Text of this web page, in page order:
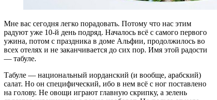
Мне вас сегодня легко порадовать. Потому что нас этим
радуют уже 10-й день подряд. Началось всё с самого первого
ужина, потом с праздника в доме Альфии, продолжилось во
всех отелях и не заканчивается до сих пор. Имя этой радости
— табуле.
Табуле — национальный иорданский (и вообще, арабский)
салат. Но он специфический, ибо в нем всё с ног поставлено
на голову. Не овощи играют главную скрипку, а зелень